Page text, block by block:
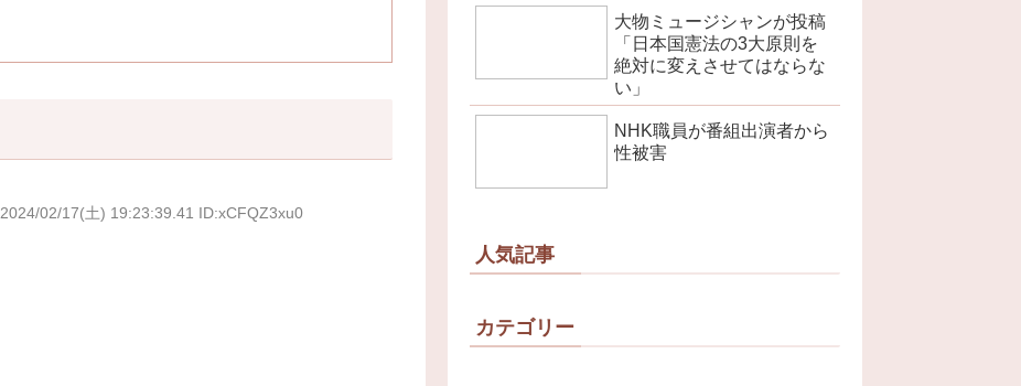
2024/02/17(土) 19:23:39.41 ID:xCFQZ3xu0
大物ミュージシャンが投稿
「日本国憲法の3大原則を
絶対に変えさせてはならな
い」
NHK職員が番組出演者から
性被害
人気記事
カテゴリー